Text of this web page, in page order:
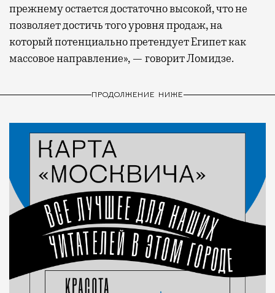
прежнему остается достаточно высокой, что не
позволяет достичь того уровня продаж, на
который потенциально претендует Египет как
массовое направление», — говорит Ломидзе.
ПРОДОЛЖЕНИЕ НИЖЕ